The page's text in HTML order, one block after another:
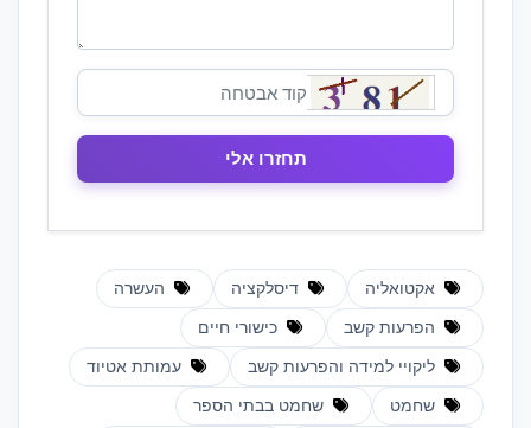
אקטואליה דיסלקציה העשרה
הפרעות קשב כישורי חיים
ליקויי למידה והפרעות קשב עמותת אטיוד
שחמט שחמט בבתי הספר